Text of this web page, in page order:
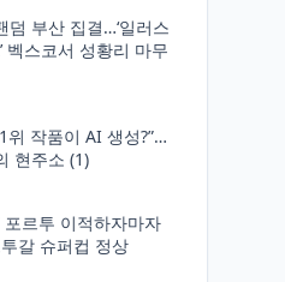
덤 부산 집결…‘일러스
벡스코서 성황리 마무
위 작품이 AI 생성?”…
현주소 (1)
포르투 이적하자마자
갈 슈퍼컵 정상